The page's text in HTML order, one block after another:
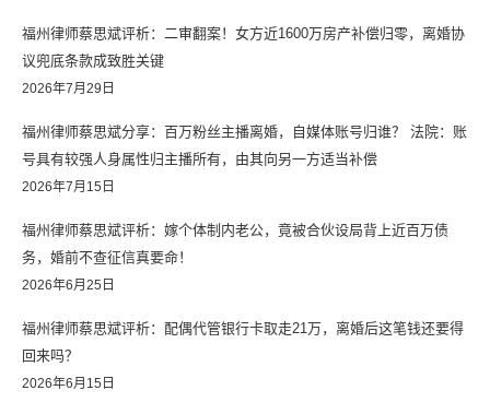
福州律师蔡思斌评析：二审翻案！女方近1600万房产补偿归零，离婚协
议兜底条款成致胜关键
2026年7月29日
福州律师蔡思斌分享：百万粉丝主播离婚，自媒体账号归谁？ 法院：账
号具有较强人身属性归主播所有，由其向另一方适当补偿
2026年7月15日
福州律师蔡思斌评析：嫁个体制内老公，竟被合伙设局背上近百万债
务，婚前不查征信真要命！
2026年6月25日
福州律师蔡思斌评析：配偶代管银行卡取走21万，离婚后这笔钱还要得
回来吗？
2026年6月15日